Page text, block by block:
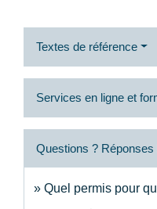
Textes de référence
Services en ligne et
Questions ? Réponses
Quel permis pour